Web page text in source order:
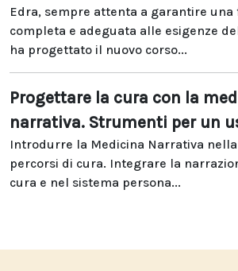
Edra, sempre attenta a garantire una
completa e adeguata alle esigenze
ha progettato il nuovo corso...
Progettare la cura con la
narrativa. Strumenti per un
Introdurre la Medicina Narrativa
percorsi di cura. Integrare la
cura e nel sistema persona...